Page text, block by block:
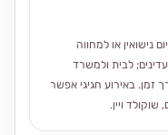
נישואין או למחווה
עדינים; לבית ולמשרד
זמן. באירוע חגיגי אפשר
ויין.